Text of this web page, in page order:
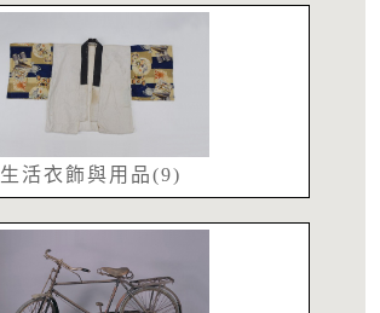
生活衣飾與用品(9)